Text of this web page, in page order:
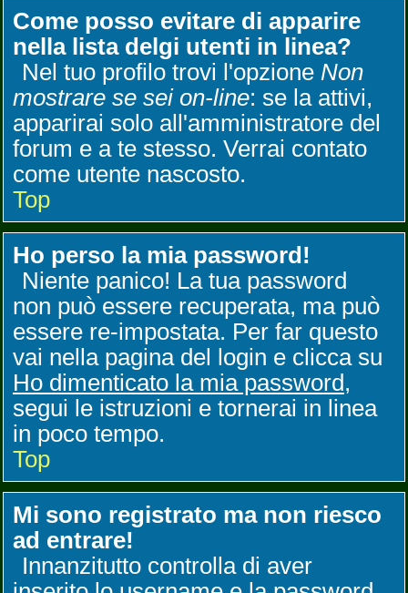
Come posso evitare di apparire
nella lista delgi utenti in linea?
Nel tuo profilo trovi l'opzione Non
mostrare se sei on-line: se la attivi,
apparirai solo all'amministratore del
forum e a te stesso. Verrai contato
come utente nascosto.
Top
Ho perso la mia password!
Niente panico! La tua password
non può essere recuperata, ma può
essere re-impostata. Per far questo
vai nella pagina del login e clicca su
Ho dimenticato la mia password,
segui le istruzioni e tornerai in linea
in poco tempo.
Top
Mi sono registrato ma non riesco
ad entrare!
Innanzitutto controlla di aver